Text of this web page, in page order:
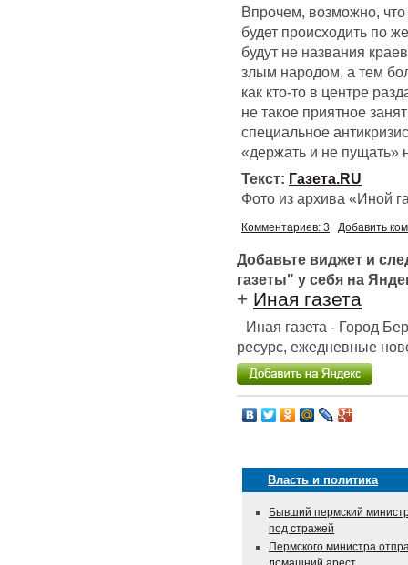
Впрочем, возможно,
будет происходить по
будут не названия
злым народом, а тем
как кто-то в центре
не такое приятное
специальное
«держать и не пущать»
Текст: Газета.RU
Фото из архива «Иной
Комментариев: 3 Добавить
Добавьте виджет и
газеты" у себя на
+ Иная газета
Иная газета - Город
ресурс, ежедневные
Власть и политика
Бывший пермский
под стражей
Пермского министра